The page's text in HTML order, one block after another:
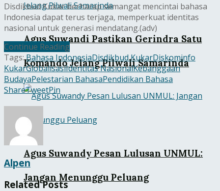
Agus Suwandi Pastikan Gerindra Satu
Komando Jelang Pilwali Samarinda
Agus Suwandy Pesan Lulusan UNMUL:
Jangan Menunggu Peluang
Disdikbud Kukar berharap semangat mencintai bahasa
Indonesia dapat terus terjaga, memperkuat identitas
nasional untuk generasi mendatang.(adv)
Continue Reading
Tags: Bahasa IndonesiaDisdikbud KukarDiskominfo
KukarGlobalisasiIdentitas NasionalKebanggaan
BudayaPelestarian BahasaPendidikan Bahasa
ShareTweetPin
Alpen
RelatedPosts